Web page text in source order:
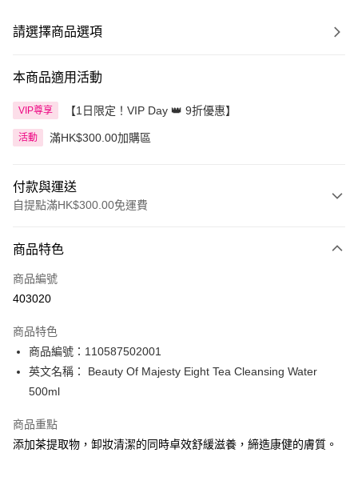
請選擇商品選項
本商品適用活動
VIP尊享 【1日限定！VIP Day 👑 9折優惠】
活動 滿HK$300.00加購區
付款與運送
自提點滿HK$300.00免運費
信用卡
Apple Pay
PayMe
WeChat Pay
送貨方式
商品特色
商品編號
403020
商品特色
商品編號：110587502001
英文名稱： Beauty Of Majesty Eight Tea Cleansing Water
500ml
商品重點
添加茶提取物，卸妝清潔的同時卓效舒緩滋養，締造康健的膚質。